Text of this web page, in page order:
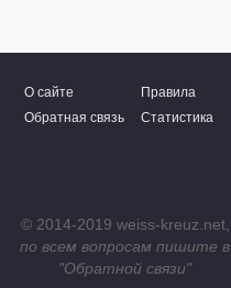
О сайте Правила
Обратная связь
Статистика
© 2014-2019 weiss-kreuz.net,
по всем вопросам пишите в
"Обратной связи"